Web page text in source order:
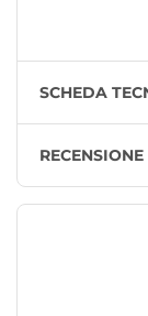
SCHEDA